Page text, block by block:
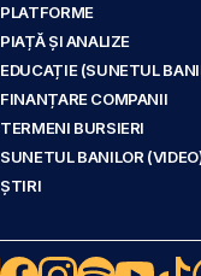
PLATFORME
PIAȚĂ ȘI ANALIZE
EDUCAȚIE (SUNETUL
FINANȚARE COMPANII
TERMENI BURSIERI
SUNETUL BANILOR
ȘTIRI